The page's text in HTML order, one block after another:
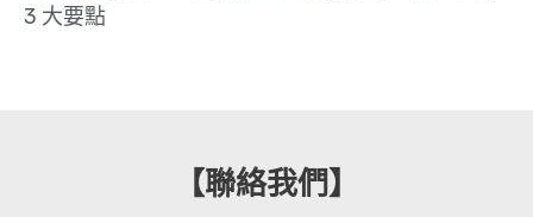
3 大要點
【聯絡我們】